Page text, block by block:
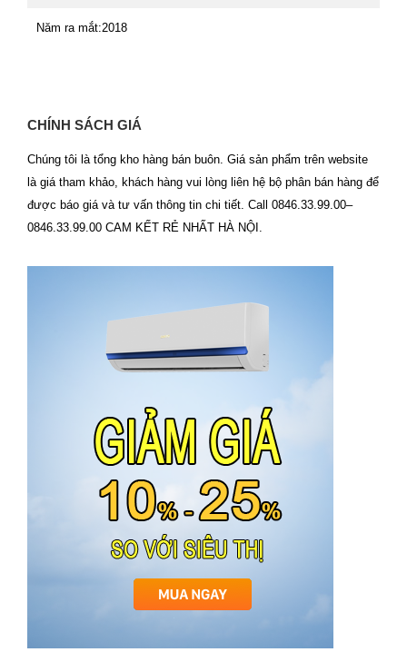
Năm ra mắt:2018
CHÍNH SÁCH GIÁ
Chúng tôi là tổng kho hàng bán buôn. Giá sản phẩm trên website
là giá tham khảo, khách hàng vui lòng liên hệ bộ phân bán hàng để
được báo giá và tư vấn thông tin chi tiết. Call 0846.33.99.00–
0846.33.99.00 CAM KẾT RẺ NHẤT HÀ NỘI.